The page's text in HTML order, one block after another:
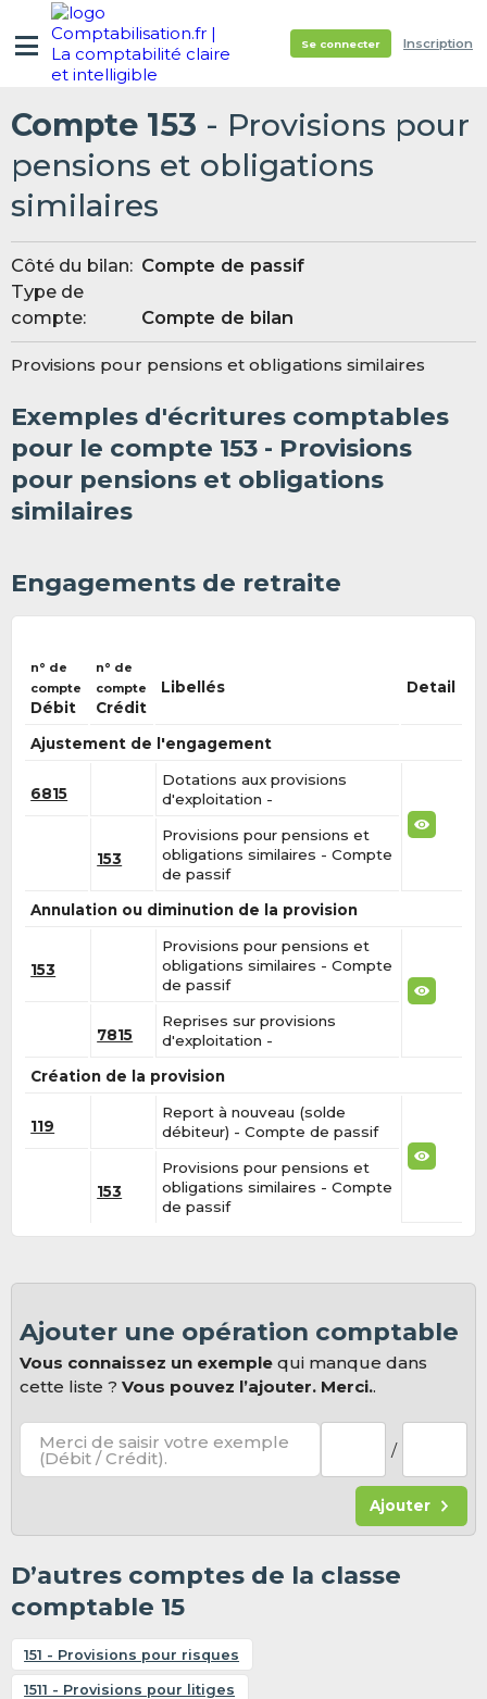
Se connecter Inscription
Compte 153 - Provisions pour
pensions et obligations
similaires
Côté du bilan: Compte de passif
Type de
compte:
Compte de bilan
Provisions pour pensions et obligations similaires
Exemples d'écritures comptables
pour le compte 153 - Provisions
pour pensions et obligations
similaires
Engagements de retraite
n° de
compte
Débit
n° de
compte
Crédit
Libellés Detail
Ajustement de l'engagement
6815
Dotations aux provisions
d'exploitation -
153
Provisions pour pensions et
obligations similaires - Compte
de passif
Annulation ou diminution de la provision
153
Provisions pour pensions et
obligations similaires - Compte
de passif
7815
Reprises sur provisions
d'exploitation -
Création de la provision
119
Report à nouveau (solde
débiteur) - Compte de passif
153
Provisions pour pensions et
obligations similaires - Compte
de passif
Ajouter une opération comptable
Vous connaissez un exemple qui manque dans
cette liste ?Vous pouvez l’ajouter. Merci..
Merci de saisir votre exemple
(Débit / Crédit). /
Ajouter
D’autres comptes de la classe
comptable 15
151 - Provisions pour risques
1511 - Provisions pour litiges